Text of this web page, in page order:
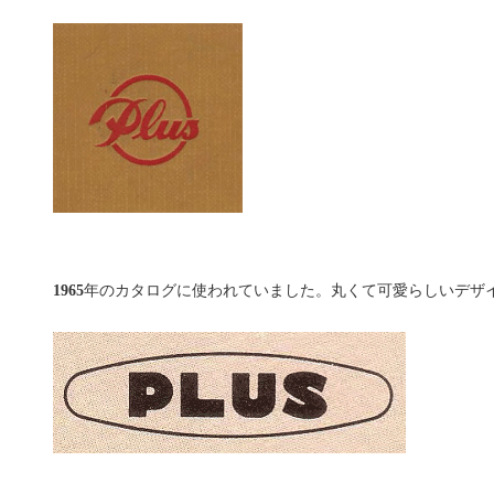
1965年のカタログに使われていました。丸くて可愛らしいデザ